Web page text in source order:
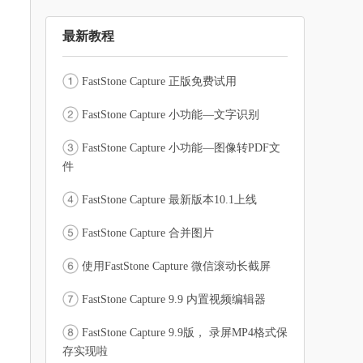
最新教程
FastStone Capture 正版免费试用
FastStone Capture 小功能—文字识别
FastStone Capture 小功能—图像转PDF文
件
FastStone Capture 最新版本10.1上线
FastStone Capture 合并图片
使用FastStone Capture 微信滚动长截屏
FastStone Capture 9.9 内置视频编辑器
FastStone Capture 9.9版， 录屏MP4格式保
存实现啦